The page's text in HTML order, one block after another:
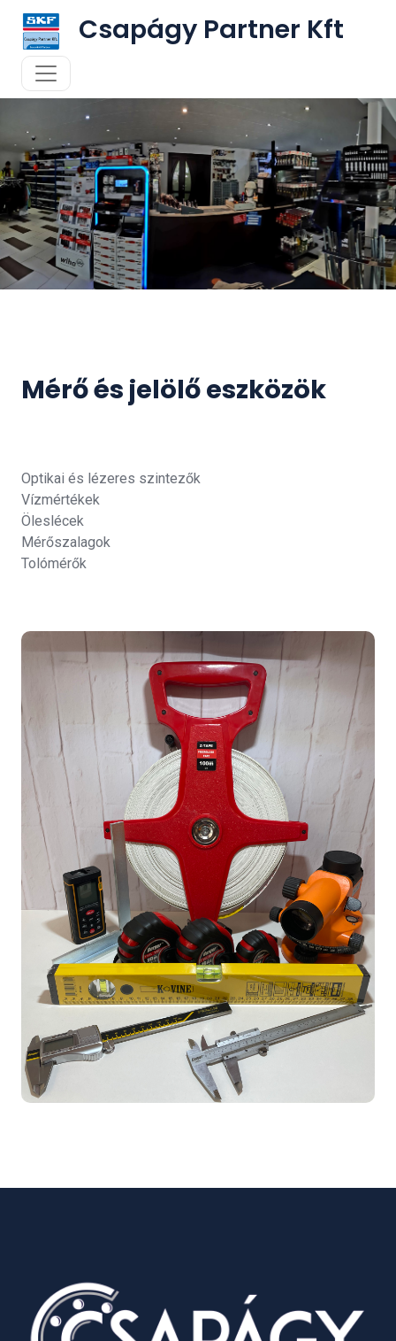
Csapágy Partner Kft
Mérő és jelölő eszközök
Optikai és lézeres szintezők
Vízmértékek
Öleslécek
Mérőszalagok
Tolómérők